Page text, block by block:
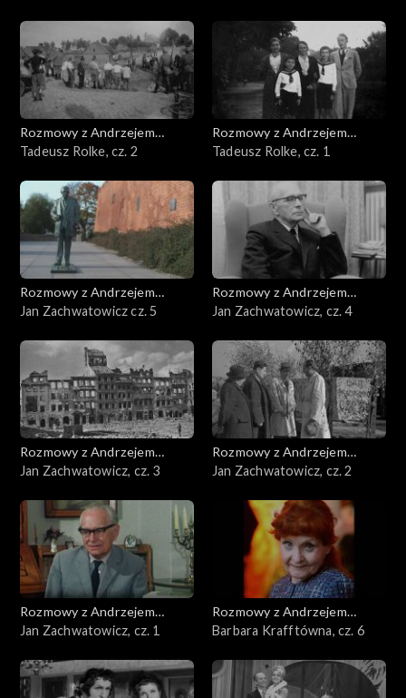
Rozmowy z Andrzejem
Doboszem
Tadeusz Rolke, cz. 2
Rozmowy z Andrzejem
Doboszem
Tadeusz Rolke, cz. 1
Rozmowy z Andrzejem
Doboszem
Jan Zachwatowicz cz. 5
Rozmowy z Andrzejem
Doboszem
Jan Zachwatowicz, cz. 4
Rozmowy z Andrzejem
Doboszem
Jan Zachwatowicz, cz. 3
Rozmowy z Andrzejem
Doboszem
Jan Zachwatowicz, cz. 2
Rozmowy z Andrzejem
Doboszem
Jan Zachwatowicz, cz. 1
Rozmowy z Andrzejem
Doboszem
Barbara Krafftówna, cz. 6